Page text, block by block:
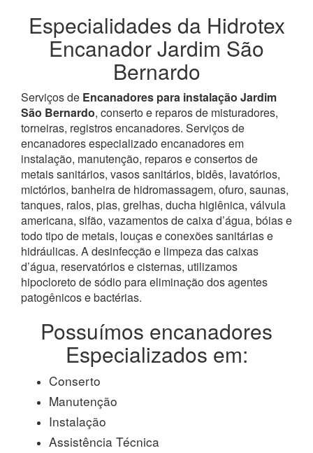
Especialidades da Hidrotex
Encanador Jardim São
Bernardo
Serviços de Encanadores para instalação Jardim
São Bernardo, conserto e reparos de misturadores,
torneiras, registros encanadores. Serviços de
encanadores especializado encanadores em
instalação, manutenção, reparos e consertos de
metais sanitários, vasos sanitários, bidês, lavatórios,
mictórios, banheira de hidromassagem, ofuro, saunas,
tanques, ralos, pias, grelhas, ducha higiênica, válvula
americana, sifão, vazamentos de caixa d’água, bóias e
todo tipo de metais, louças e conexões sanitárias e
hidráulicas. A desinfecção e limpeza das caixas
d’água, reservatórios e cisternas, utilizamos
hipocloreto de sódio para eliminação dos agentes
patogênicos e bactérias.
Possuímos encanadores
Especializados em:
Conserto
Manutenção
Instalação
Assistência Técnica